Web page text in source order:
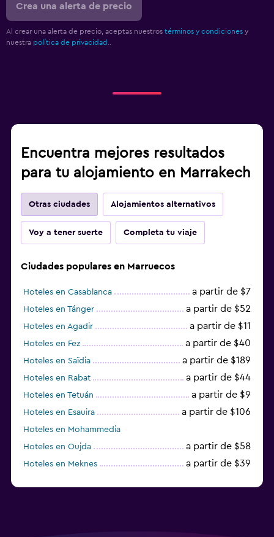
Crea una alerta de precio
Al crear una alerta de precio, aceptas nuestros términos y condiciones y
nuestra política de privacidad.
Encuentra mejores resultados
para tu alojamiento en Marrakech
Otras ciudades Alojamientos alternativos
Voy a tener suerte Completa tu viaje
Ciudades populares en Marruecos
Hoteles en Casablanca a partir de $7
Hoteles en Tánger a partir de $52
Hoteles en Agadir a partir de $11
Hoteles en Fez a partir de $40
Hoteles en Saïdia a partir de $189
Hoteles en Rabat a partir de $44
Hoteles en Tetuán a partir de $9
Hoteles en Esauira a partir de $106
Hoteles en Mohammedia
Hoteles en Oujda
a partir de $58
Hoteles en Meknes a partir de $39